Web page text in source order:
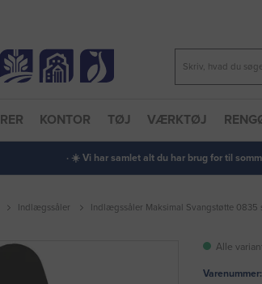
KONTOR TØJ VÆRKTØJ
· ☀️ Vi har samlet alt du har brug for til
Indlægssåler Indlægssåler Maksimal Svangstøtte 0835
Alle
Varenummer: